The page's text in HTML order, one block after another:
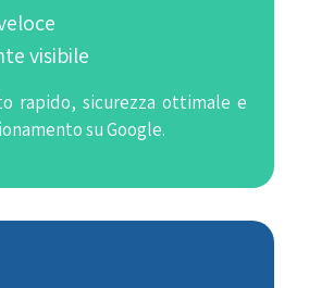
visibile
rapido, sicurezza ottimale e
su Google.